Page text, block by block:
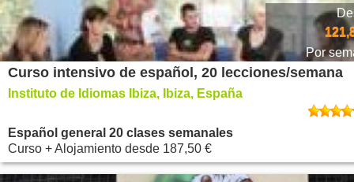
Por
Curso intensivo de español, 20 lecciones/semana
Instituto de Idiomas Ibiza, Ibiza, España
Español general 20 clases semanales
Curso + Alojamiento desde 187,50 €